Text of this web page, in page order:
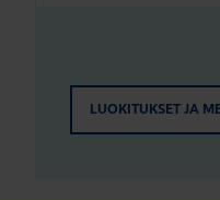
LUOKITUKSET JA